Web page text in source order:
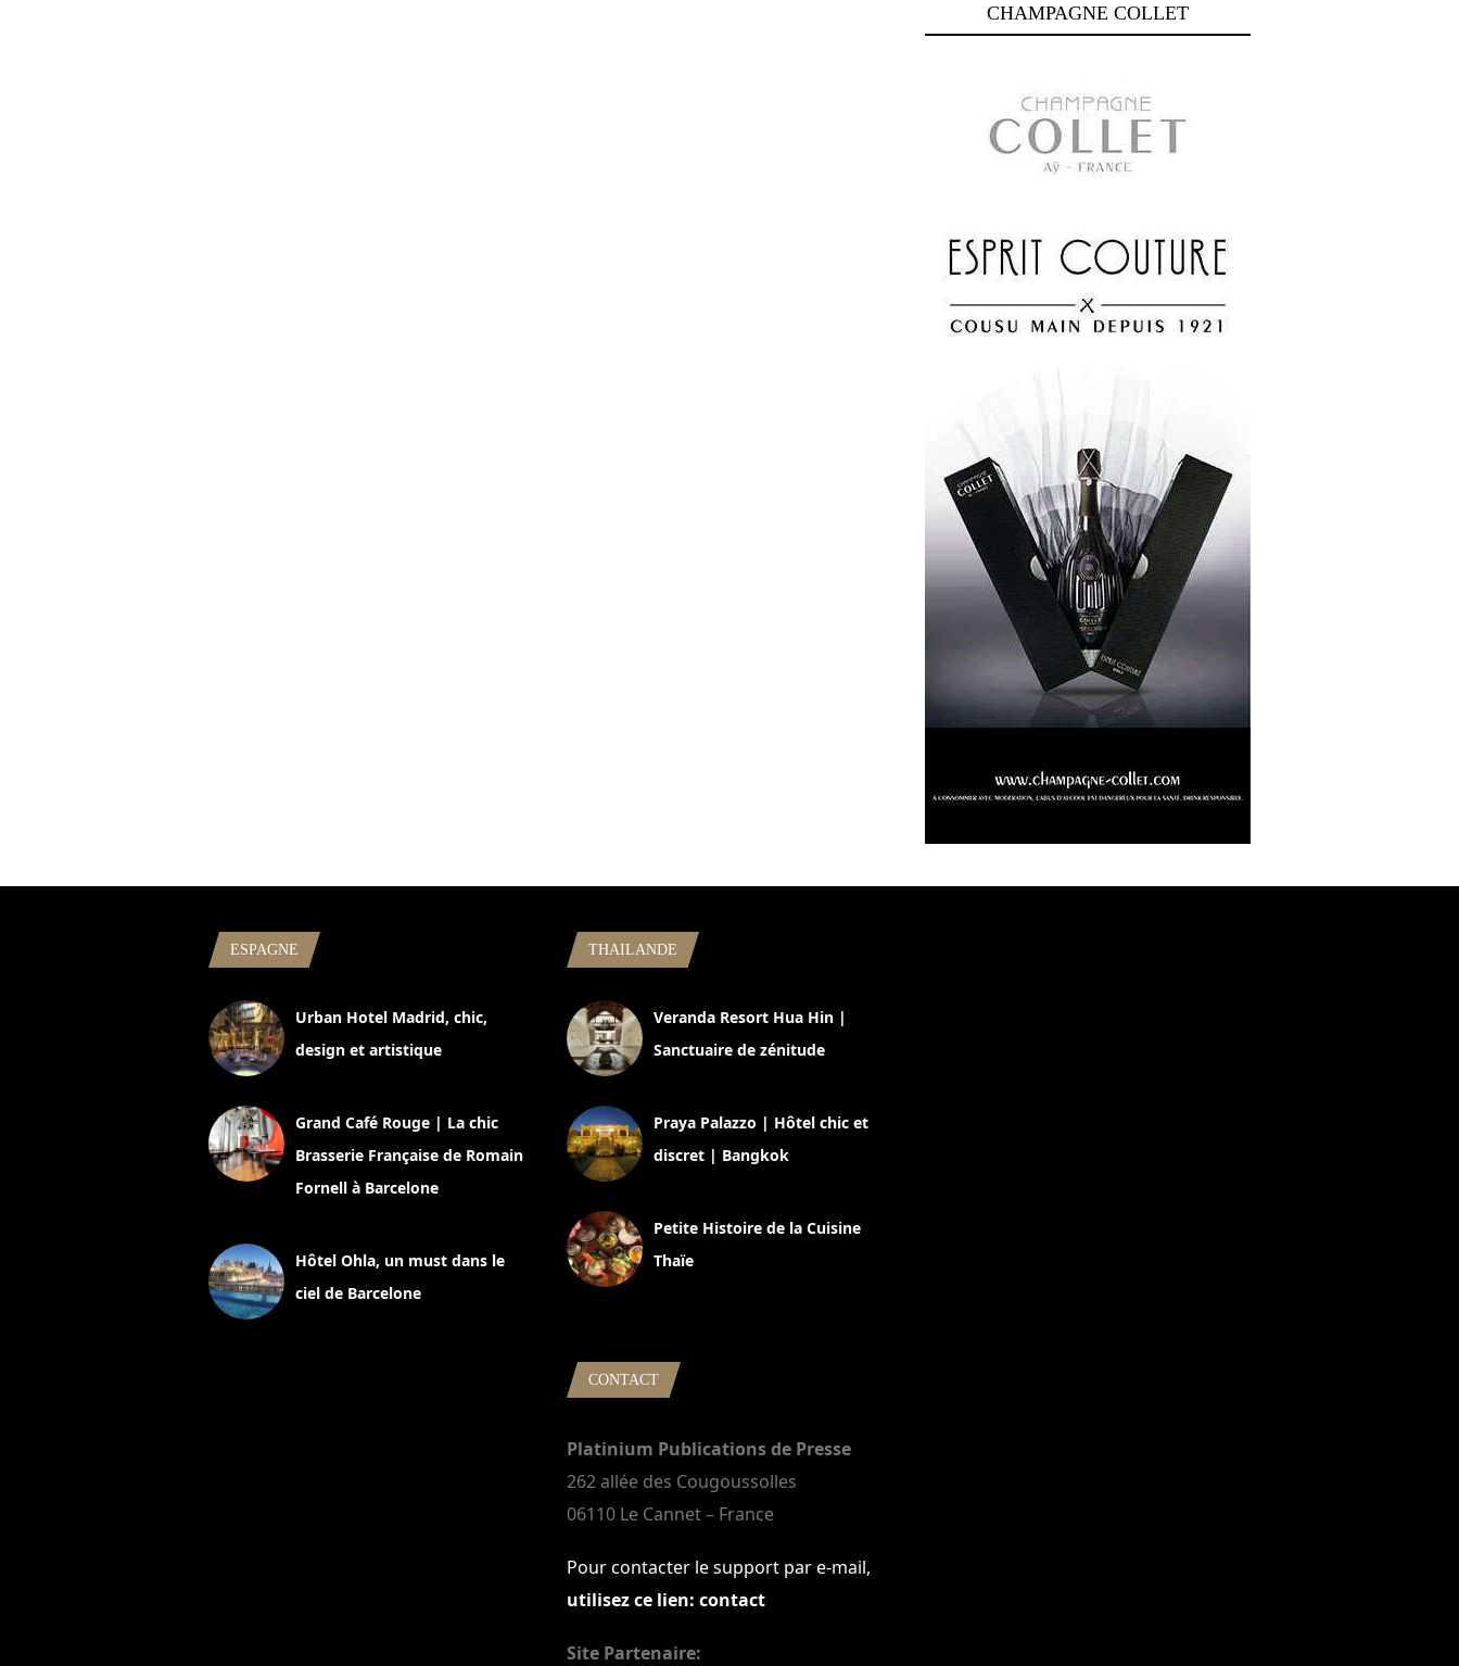
CHAMPAGNE COLLET
ESPAGNE
Urban Hotel Madrid, chic,
design et artistique
Grand Café Rouge | La chic
Brasserie Française de Romain
Fornell à Barcelone
Hôtel Ohla, un must dans le
ciel de Barcelone
THAILANDE
Veranda Resort Hua Hin |
Sanctuaire de zénitude
Praya Palazzo | Hôtel chic et
discret | Bangkok
Petite Histoire de la Cuisine
Thaïe
CONTACT
Platinium Publications de Presse
262 allée des Cougoussolles
06110 Le Cannet – France
Pour contacter le support par e-mail,
utilisez ce lien: contact
Site Partenaire: